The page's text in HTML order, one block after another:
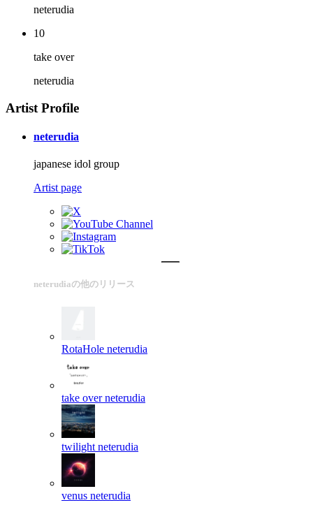
neterudia
10
take over
neterudia
Artist Profile
neterudia
japanese idol group
Artist page
neterudiaの他のリリース
RotaHole neterudia
take over neterudia
twilight neterudia
venus neterudia